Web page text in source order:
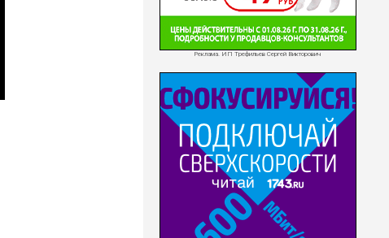
Реклама. ИП Трефильев Сергей Викторович